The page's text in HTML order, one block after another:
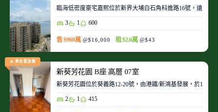
臨海低密度豪宅嘉熙位於新界大埔白石角科進路16號，遠離
3 1 600
售 $960萬 @$16,000 租 $2.6萬 @$43
黃金置頂盤
新葵芳花園 B座 高層 07室
新葵芳花園位於葵義路12-20號，由港鐵/新鴻基發展，於
2 1 415